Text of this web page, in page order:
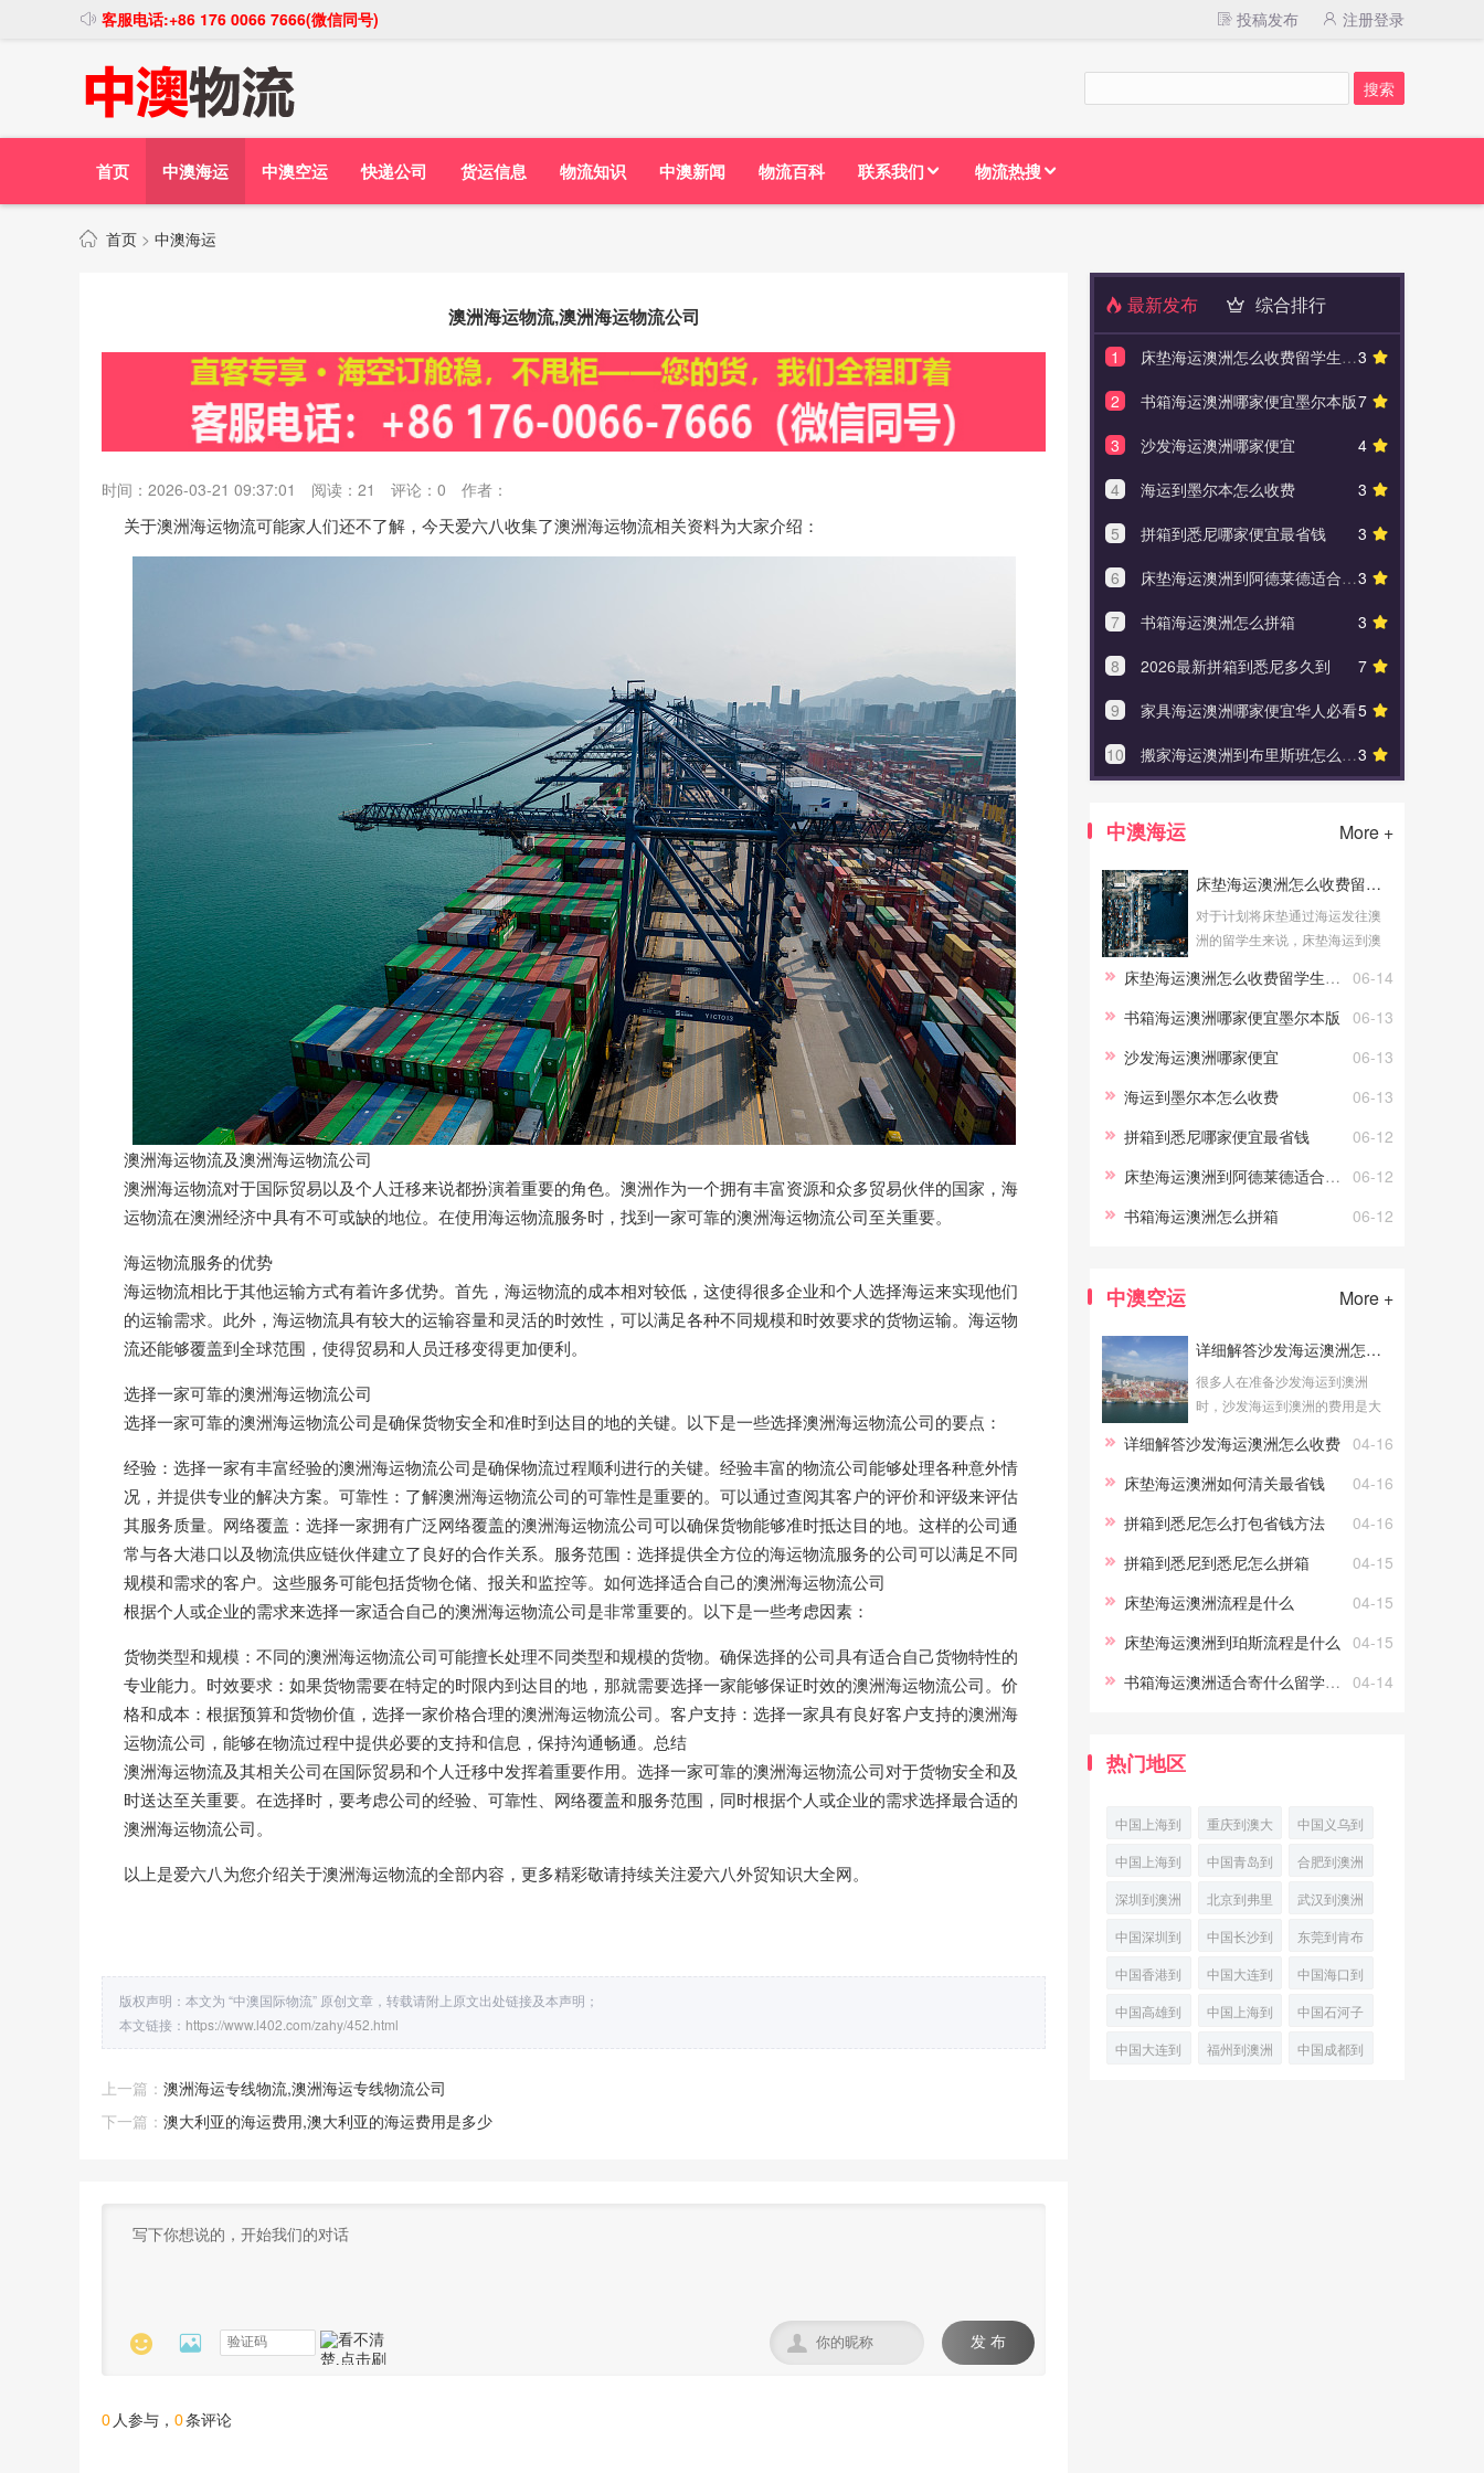
客服电话:+86 176 0066 7666(微信同号) 投稿发布 注册登录
首页 中澳海运 中澳空运 快递公司 货运信息 物流知识 中澳新闻 物流百科 联系我们 物流热搜
首页 > 中澳海运
澳洲海运物流,澳洲海运物流公司
时间：2026-03-21 09:37:01 阅读： 21 评论： 0 作者：
关于澳洲海运物流可能家人们还不了解，今天爱六八收集了澳洲海运物流相关资料为大家介绍：
澳洲海运物流及澳洲海运物流公司
澳洲海运物流对于国际贸易以及个人迁移来说都扮演着重要的角色。澳洲作为一个拥有丰富资源和众多贸易伙伴的国家，海
运物流在澳洲经济中具有不可或缺的地位。在使用海运物流服务时，找到一家可靠的澳洲海运物流公司至关重要。
海运物流服务的优势
海运物流相比于其他运输方式有着许多优势。首先，海运物流的成本相对较低，这使得很多企业和个人选择海运来实现他们
的运输需求。此外，海运物流具有较大的运输容量和灵活的时效性，可以满足各种不同规模和时效要求的货物运输。海运物
流还能够覆盖到全球范围，使得贸易和人员迁移变得更加便利。
选择一家可靠的澳洲海运物流公司
选择一家可靠的澳洲海运物流公司是确保货物安全和准时到达目的地的关键。以下是一些选择澳洲海运物流公司的要点：
经验：选择一家有丰富经验的澳洲海运物流公司是确保物流过程顺利进行的关键。经验丰富的物流公司能够处理各种意外情
况，并提供专业的解决方案。可靠性：了解澳洲海运物流公司的可靠性是重要的。可以通过查阅其客户的评价和评级来评估
其服务质量。网络覆盖：选择一家拥有广泛网络覆盖的澳洲海运物流公司可以确保货物能够准时抵达目的地。这样的公司通
常与各大港口以及物流供应链伙伴建立了良好的合作关系。服务范围：选择提供全方位的海运物流服务的公司可以满足不同
规模和需求的客户。这些服务可能包括货物仓储、报关和监控等。如何选择适合自己的澳洲海运物流公司
根据个人或企业的需求来选择一家适合自己的澳洲海运物流公司是非常重要的。以下是一些考虑因素：
货物类型和规模：不同的澳洲海运物流公司可能擅长处理不同类型和规模的货物。确保选择的公司具有适合自己货物特性的
专业能力。时效要求：如果货物需要在特定的时限内到达目的地，那就需要选择一家能够保证时效的澳洲海运物流公司。价
格和成本：根据预算和货物价值，选择一家价格合理的澳洲海运物流公司。客户支持：选择一家具有良好客户支持的澳洲海
运物流公司，能够在物流过程中提供必要的支持和信息，保持沟通畅通。总结
澳洲海运物流及其相关公司在国际贸易和个人迁移中发挥着重要作用。选择一家可靠的澳洲海运物流公司对于货物安全和及
时送达至关重要。在选择时，要考虑公司的经验、可靠性、网络覆盖和服务范围，同时根据个人或企业的需求选择最合适的
澳洲海运物流公司。
以上是爱六八为您介绍关于澳洲海运物流的全部内容，更多精彩敬请持续关注爱六八外贸知识大全网。
版权声明：本文为 “中澳国际物流” 原创文章，转载请附上原文出处链接及本声明；
本文链接： https://www.l402.com/zahy/452.html
上一篇： 澳洲海运专线物流,澳洲海运专线物流公司
下一篇： 澳大利亚的海运费用,澳大利亚的海运费用是多少
  发 布

0 人参与， 0条评论
最新发布 综合排行
3
1
床垫海运澳洲怎么收费留学生必看
7
2
书箱海运澳洲哪家便宜墨尔本版
4
3
沙发海运澳洲哪家便宜
3
4
海运到墨尔本怎么收费
3
5
拼箱到悉尼哪家便宜最省钱
3
6
床垫海运澳洲到阿德莱德适合寄什么
3
7
书箱海运澳洲怎么拼箱
7
8
2026最新拼箱到悉尼多久到
5
9
家具海运澳洲哪家便宜华人必看
3
10 搬家海运澳洲到布里斯班怎么避免损坏
中澳海运 More +
床垫海运澳洲怎么收费留学生必看
对于计划将床垫通过海运发往澳
洲的留学生来说，床垫海运到澳
解床垫海运澳洲怎么收费留学生
必看的具体情况，可以帮助您更
06-14
床垫海运澳洲怎么收费留学生必看
06-13
书箱海运澳洲哪家便宜墨尔本版
06-13
沙发海运澳洲哪家便宜
06-13
海运到墨尔本怎么收费
06-12
拼箱到悉尼哪家便宜最省钱
06-12
床垫海运澳洲到阿德莱德适合寄什么
06-12
书箱海运澳洲怎么拼箱
中澳空运 More +
详细解答沙发海运澳洲怎么收费
很多人在准备沙发海运到澳洲
时，沙发海运到澳洲的费用是大
发海运澳洲怎么收费的具体情
况，可以帮助您更好地预算物流
柜
04-16
详细解答沙发海运澳洲怎么收费
04-16
床垫海运澳洲如何清关最省钱
04-16
拼箱到悉尼怎么打包省钱方法
04-15
拼箱到悉尼到悉尼怎么拼箱
04-15
床垫海运澳洲流程是什么
04-15
床垫海运澳洲到珀斯流程是什么
04-14
书箱海运澳洲适合寄什么留学生必看
热门地区
中国上海到
兰瑟斯顿国
际多式联运
重庆到澳大
利亚吉朗空
运
中国义乌到
澳大利亚丹
皮尔国际空
中国上海到
澳洲林肯港
(PortLinco
中国青岛到
澳大利亚霍
巴特国际空
合肥到澳洲
波特兰空运
物流专线
深圳到澳洲
凯恩斯跨境
海空联运
北京到弗里
曼特尔航空
快递
武汉到澳洲
波特兰优先
空运
中国深圳到
澳大利亚堪
培拉班轮运
中国长沙到
珀斯(Perth)
空运专线
东莞到肯布
拉港
(PortKembla)
中国香港到
澳洲德文波
特
中国大连到
澳大利亚布
尼空运物流
中国海口到
兰瑟斯顿经
济空运
中国高雄到
澳大利亚堪
中国上海到
澳大利亚兰
中国石河子
到澳大利亚
中国大连到
福州到澳洲
中国成都到